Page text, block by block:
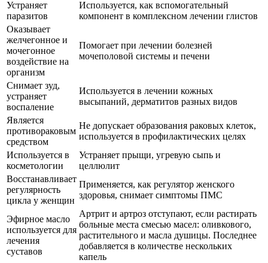
Устраняет
паразитов
Используется, как вспомогательный
компонент в комплексном лечении глистов
Оказывает
желчегонное и
мочегонное
воздействие на
организм
Помогает при лечении болезней
мочеполовой системы и печени
Снимает зуд,
устраняет
воспаление
Используется в лечении кожных
высыпаний, дерматитов разных видов
Является
противораковым
средством
Не допускает образования раковых клеток,
используется в профилактических целях
Используется в
косметологии
Устраняет прыщи, угревую сыпь и
целлюлит
Восстанавливает
регулярность
цикла у женщин
Применяется, как регулятор женского
здоровья, снимает симптомы ПМС
Эфирное масло
используется для
лечения
суставов
Артрит и артроз отступают, если растирать
больные места смесью масел: оливкового,
растительного и масла душицы. Последнее
добавляется в количестве нескольких
капель